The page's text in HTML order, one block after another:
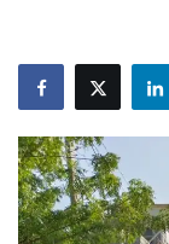
ऑटोमोबाइल
मनोरंजन
पॉलिटिक्स